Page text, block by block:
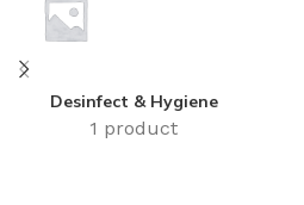
Desinfect & Hygiene
1 product